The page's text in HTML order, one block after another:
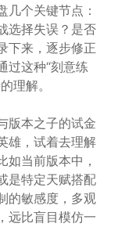
几个关键节点：
选择失误？是否
下来，逐步修正
过这种“刻意练
理解。
版本之子的试金
雄，试着去理解
如当前版本中，
是特定天赋搭配
的敏感度，多观
远比盲目模仿一